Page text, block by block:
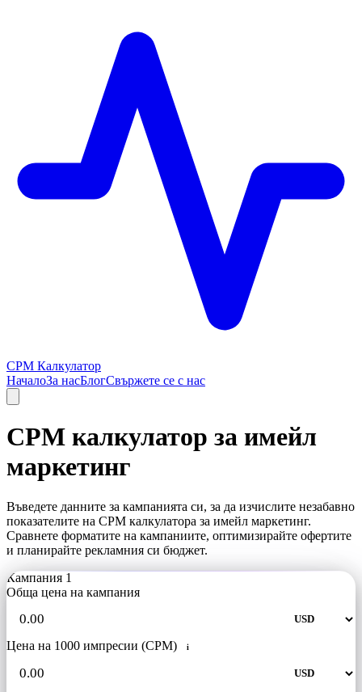
CPM Калкулатор
НачалоЗа насБлогСвържете се с нас
CPM калкулатор за имейл
маркетинг
Въведете данните за кампанията си, за да изчислите незабавно
показателите на CPM калкулатора за имейл маркетинг.
Сравнете форматите на кампаниите, оптимизирайте офертите
и планирайте рекламния си бюджет.
Кампания 1
Обща цена на кампания
Цена на 1000 импресии (CPM) i